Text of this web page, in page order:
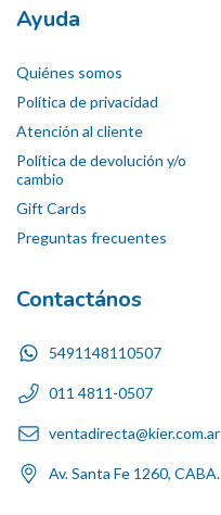
Ayuda
Quiénes somos
Política de privacidad
Atención al cliente
Política de devolución y/o
cambio
Gift Cards
Preguntas frecuentes
Contactános
5491148110507
011 4811-0507
ventadirecta@kier.com.ar
Av. Santa Fe 1260, CABA.